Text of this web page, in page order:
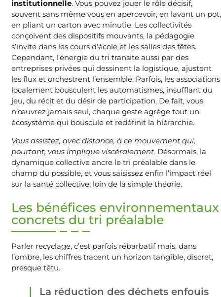
institutionnelle. Vous pouvez jouer le rôle décisif,
souvent sans même vous en apercevoir, en lavant un pot,
en pliant un carton avec minutie. Les collectivités
conçoivent des dispositifs mouvants, la pédagogie
s’invite dans les cours d’école et les salles des fêtes.
Cependant, l’énergie du tri transite aussi par des
entreprises privées qui dessinent la logistique, ajustent
les flux et orchestrent l’ensemble. Parfois, les associations
localement bousculent les automatismes, insufflant du
jeu, du récit et du désir de participation. De fait, vous
n’œuvrez jamais seul, chaque geste agrège tout un
écosystème qui bouscule et redéfinit la hiérarchie.
Vous assistez, avec distance, à ce mouvement qui,
pourtant, vous implique viscéralement. Désormais, la
dynamique collective ancre le tri préalable dans le
champ du possible, et vous saisissez enfin l’impact réel
sur la santé collective, loin de la simple théorie.
Les bénéfices environnementaux
concrets du tri préalable
Parler recyclage, c’est parfois rébarbatif mais, dans
l’ombre, les chiffres tracent un horizon tangible, discret,
presque têtu.
La réduction des déchets enfouis